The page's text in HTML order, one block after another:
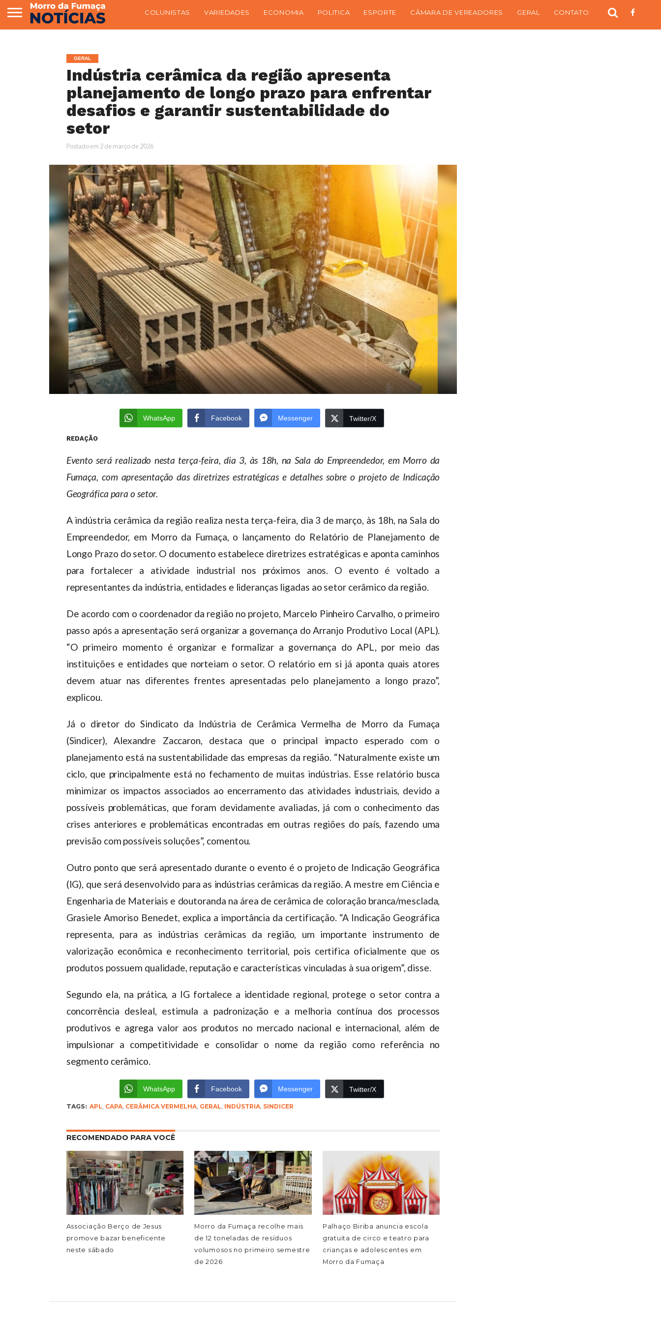
COLUNISTAS VARIEDADES ECONOMIA POLITICA ESPORTE CÂMARA DE VEREADORES GERAL CONTATO
GERAL
Indústria cerâmica da região apresenta
planejamento de longo prazo para enfrentar
desafios e garantir sustentabilidade do
setor
Postado em 2 de março de 2026
WhatsApp Facebook Messenger Twitter/X
REDAÇÃO
Evento será realizado nesta terça-feira, dia 3, às 18h, na Sala do Empreendedor, em Morro da
Fumaça, com apresentação das diretrizes estratégicas e detalhes sobre o projeto de Indicação
Geográfica para o setor.
A indústria cerâmica da região realiza nesta terça-feira, dia 3 de março, às 18h, na Sala do
Empreendedor, em Morro da Fumaça, o lançamento do Relatório de Planejamento de
Longo Prazo do setor. O documento estabelece diretrizes estratégicas e aponta caminhos
para fortalecer a atividade industrial nos próximos anos. O evento é voltado a
representantes da indústria, entidades e lideranças ligadas ao setor cerâmico da região.
De acordo com o coordenador da região no projeto, Marcelo Pinheiro Carvalho, o primeiro
passo após a apresentação será organizar a governança do Arranjo Produtivo Local (APL).
“O primeiro momento é organizar e formalizar a governança do APL, por meio das
instituições e entidades que norteiam o setor. O relatório em si já aponta quais atores
devem atuar nas diferentes frentes apresentadas pelo planejamento a longo prazo”,
explicou.
Já o diretor do Sindicato da Indústria de Cerâmica Vermelha de Morro da Fumaça
(Sindicer), Alexandre Zaccaron, destaca que o principal impacto esperado com o
planejamento está na sustentabilidade das empresas da região. “Naturalmente existe um
ciclo, que principalmente está no fechamento de muitas indústrias. Esse relatório busca
minimizar os impactos associados ao encerramento das atividades industriais, devido a
possíveis problemáticas, que foram devidamente avaliadas, já com o conhecimento das
crises anteriores e problemáticas encontradas em outras regiões do país, fazendo uma
previsão com possíveis soluções”, comentou.
Outro ponto que será apresentado durante o evento é o projeto de Indicação Geográfica
(IG), que será desenvolvido para as indústrias cerâmicas da região. A mestre em Ciência e
Engenharia de Materiais e doutoranda na área de cerâmica de coloração branca/mesclada,
Grasiele Amoriso Benedet, explica a importância da certificação. “A Indicação Geográfica
representa, para as indústrias cerâmicas da região, um importante instrumento de
valorização econômica e reconhecimento territorial, pois certifica oficialmente que os
produtos possuem qualidade, reputação e características vinculadas à sua origem”, disse.
Segundo ela, na prática, a IG fortalece a identidade regional, protege o setor contra a
concorrência desleal, estimula a padronização e a melhoria contínua dos processos
produtivos e agrega valor aos produtos no mercado nacional e internacional, além de
impulsionar a competitividade e consolidar o nome da região como referência no
segmento cerâmico.
WhatsApp Facebook Messenger Twitter/X
TAGS: APL CAPA, CERÂMICA VERMELHA, GERAL INDÚSTRIA, SINDICER
RECOMENDADO PARA VOCÊ
Associação Berço de Jesus
promove bazar beneficente
neste sábado
Morro da Fumaça recolhe mais
de 12 toneladas de resíduos
volumosos no primeiro semestre
de 2026
Palhaço Biriba anuncia escola
gratuita de circo e teatro para
crianças e adolescentes em
Morro da Fumaça